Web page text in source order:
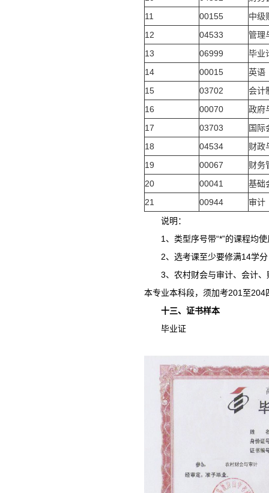
11
00155
中级
12
04533
管理
13
06999
毕业
14
00015
英语
15
03702
会计
16
00070
政府
17
03703
国际
18
04534
财政
19
00067
财务
20
00041
基础
21
00944
审计
说明：
1、类型序号带“*”的课程均
2、选考课至少要修满14学
3、农村财会与审计、会计
本专业本科段，须加考201至204
十三、证书样本
毕业证